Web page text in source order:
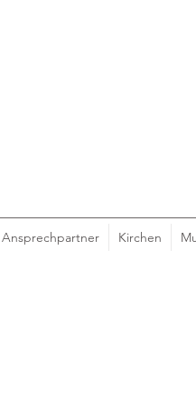
Ansprechpartner Kirchen